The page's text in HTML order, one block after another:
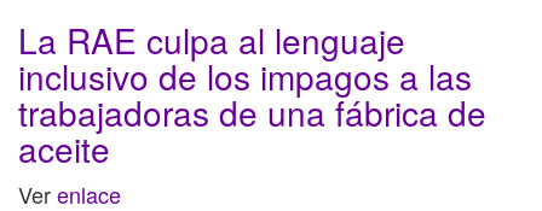
La RAE culpa al lenguaje
inclusivo de los impagos a las
trabajadoras de una fábrica de
aceite
Verenlace